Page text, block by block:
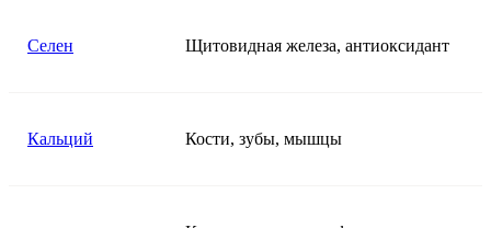
Селен Щитовидная железа, антиоксидант
Кальций Кости, зубы, мышцы